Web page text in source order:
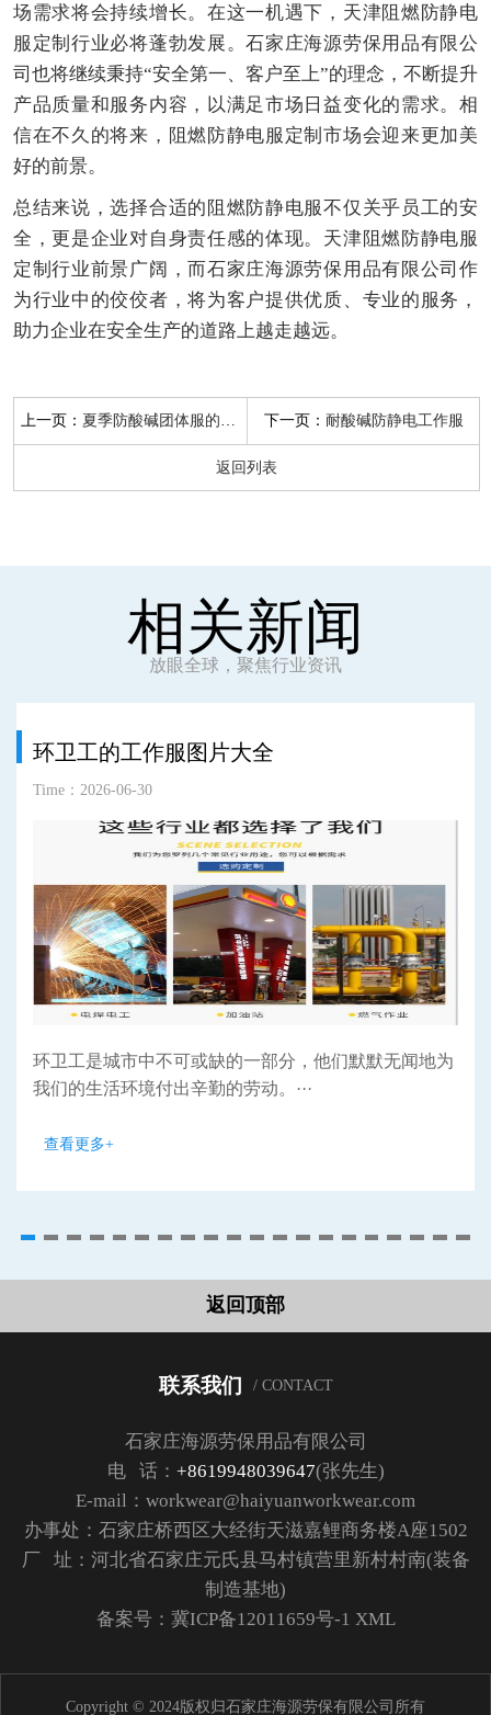
场需求将会持续增长。在这一机遇下，天津阻燃防静电
服定制行业必将蓬勃发展。石家庄海源劳保用品有限公
司也将继续秉持“安全第一、客户至上”的理念，不断提升
产品质量和服务内容，以满足市场日益变化的需求。相
信在不久的将来，阻燃防静电服定制市场会迎来更加美
好的前景。
总结来说，选择合适的阻燃防静电服不仅关乎员工的安
全，更是企业对自身责任感的体现。天津阻燃防静电服
定制行业前景广阔，而石家庄海源劳保用品有限公司作
为行业中的佼佼者，将为客户提供优质、专业的服务，
助力企业在安全生产的道路上越走越远。
上一页： 夏季防酸碱团体服的选择与护理 下一页： 耐酸碱防静电工作服
返回列表
相关新闻
放眼全球，聚焦行业资讯
环卫工的工作服图片大全
Time：2026-06-30
环卫工是城市中不可或缺的一部分，他们默默无闻地为
我们的生活环境付出辛勤的劳动。···
查看更多+
返回顶部
联系我们 / CONTACT
石家庄海源劳保用品有限公司
电 话： +8619948039647(张先生)
E-mail：workwear@haiyuanworkwear.com
办事处：石家庄桥西区大经街天滋嘉鲤商务楼A座1502
厂 址：河北省石家庄元氏县马村镇营里新村村南(装备
制造基地)
备案号： 冀ICP备12011659号-1 XML
Copyright © 2024版权归石家庄海源劳保有限公司所有